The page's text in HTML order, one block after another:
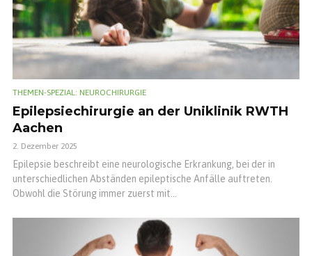
THEMEN-SPEZIAL: NEUROCHIRURGIE
Epilepsiechirurgie an der Uniklinik RWTH
Aachen
2. Dezember 2025
Epilepsie beschreibt eine neurologische Erkrankung, bei der in
unterschiedlichen Abständen epileptische Anfälle auftreten.
Obwohl die Störung immer zuerst mit...